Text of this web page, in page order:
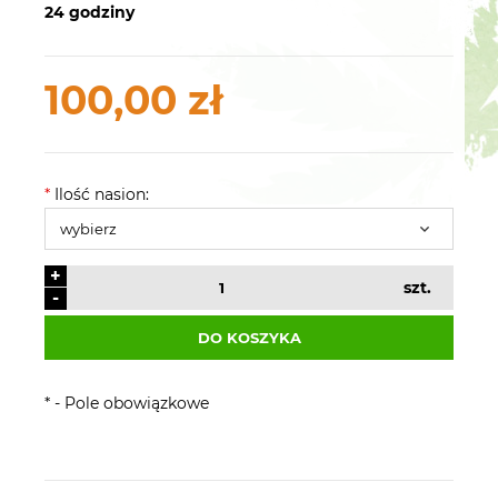
24 godziny
100,00 zł
* Ilość nasion:
-
+
szt.
DO KOSZYKA
* - Pole obowiązkowe